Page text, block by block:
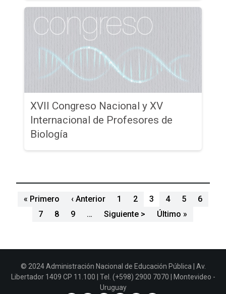
XVII Congreso Nacional y XV
Internacional de Profesores de
Biología
Paginación
« Primero Primera página
‹ AnteriorPágina anterior
1 2 3 4 5
6
7
8 9 … Siguiente > Siguiente página
Último »
© 2024 Administración Nacional de Educación Pública | Av.
Libertador 1409 CP 11.100 | Tel. (+598) 2900 7070 | Montevideo -
Uruguay